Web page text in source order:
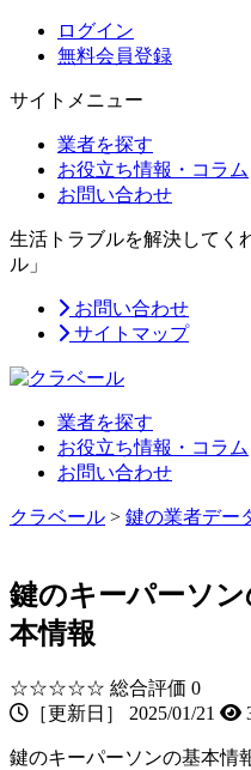
ログイン
無料会員登録
サイトメニュー
業者を探す
お役立ち情報・コラム
お問い合わせ
生活トラブルを解決してく
ル」
お問い合わせ
サイトマップ
業者を探す
お役立ち情報・コラム
お問い合わせ
クラベール > 鍵の業者デー
鍵のキーパーソ
本情報
☆☆☆☆☆ 総合評価 0
［更新日］ 2025/01/21
鍵のキーパーソンの基本情